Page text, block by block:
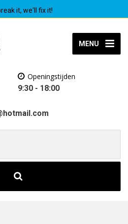
it, we'll fix it!
MENU
Openingstijden
9:30 - 18:00